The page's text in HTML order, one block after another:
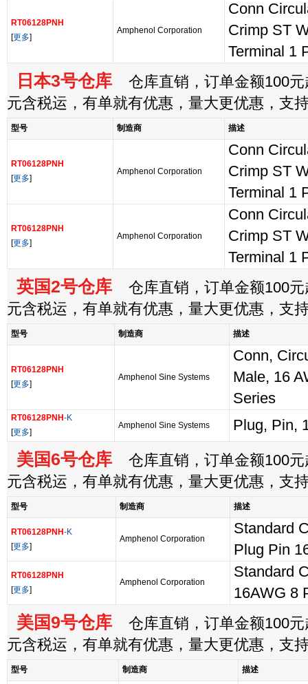
RT06128PNH
[更多]
Amphenol Corporation
Conn
Crimp ST
Terminal 1
日本3号仓库 仓库直销，订单金额100元
元含税运，有单就有优惠，量大更优惠，支
型号 制造商 描述
RT06128PNH
[更多]
Amphenol Corporation
Conn
Crimp ST
Terminal 1
RT06128PNH
[更多]
Amphenol Corporation
Conn
Crimp ST
Terminal 1
英国2号仓库 仓库直销，订单金额100元
元含税运，有单就有优惠，量大更优惠，支
型号 制造商 描述
RT06128PNH
[更多]
Amphenol Sine Systems
Conn,
Male, 16
Series
RT06128PNH-K
[更多]
Amphenol Sine Systems Plug, Pin,
美国6号仓库 仓库直销，订单金额100元
元含税运，有单就有优惠，量大更优惠，支
型号 制造商 描述
RT06128PNH-K
[更多]
Amphenol Corporation
Standard
Plug Pin
RT06128PNH
[更多]
Amphenol Corporation
Standard
16AWG 8
美国9号仓库 仓库直销，订单金额100元
元含税运，有单就有优惠，量大更优惠，支
型号 制造商 描述